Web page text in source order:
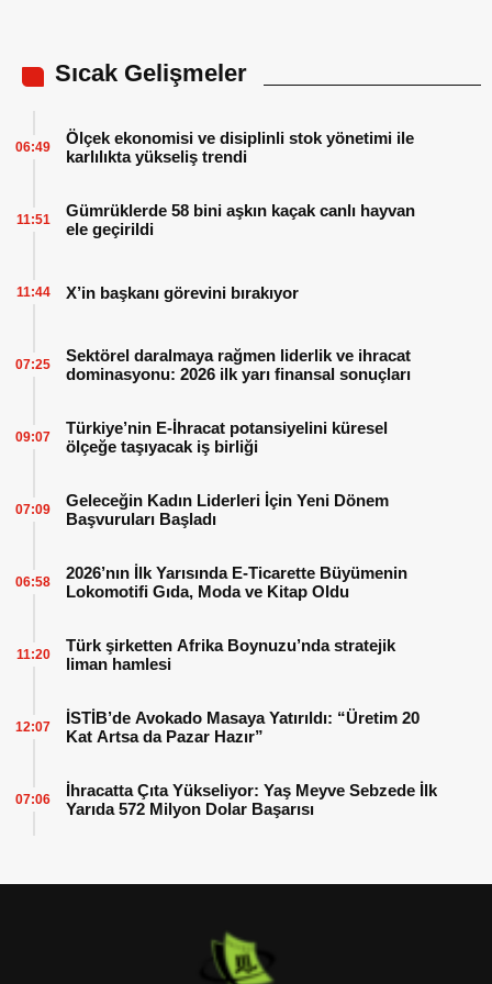
Sıcak Gelişmeler
Ölçek ekonomisi ve disiplinli stok yönetimi ile
karlılıkta yükseliş trendi
06:49
Gümrüklerde 58 bini aşkın kaçak canlı hayvan
ele geçirildi
11:51
X’in başkanı görevini bırakıyor
11:44
Sektörel daralmaya rağmen liderlik ve ihracat
dominasyonu: 2026 ilk yarı finansal sonuçları
07:25
Türkiye’nin E-İhracat potansiyelini küresel
ölçeğe taşıyacak iş birliği
09:07
Geleceğin Kadın Liderleri İçin Yeni Dönem
Başvuruları Başladı
07:09
2026’nın İlk Yarısında E-Ticarette Büyümenin
Lokomotifi Gıda, Moda ve Kitap Oldu
06:58
Türk şirketten Afrika Boynuzu’nda stratejik
liman hamlesi
11:20
İSTİB’de Avokado Masaya Yatırıldı: “Üretim 20
Kat Artsa da Pazar Hazır”
12:07
İhracatta Çıta Yükseliyor: Yaş Meyve Sebzede İlk
Yarıda 572 Milyon Dolar Başarısı
07:06